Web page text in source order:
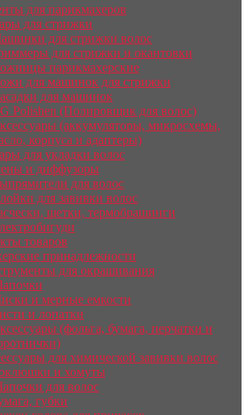
для парикмахеров
для стрижки
для стрижки волос
для стрижки и окантовки
парикмахерские
для машинок для стрижки
для машинок
Polishen (Полировщик для волос)
(аккумуляторы, микросхемы,
корпуса и адаптеры)
для укладки волос
и диффузоры
для волос
для завивки волос
щетки, термобрашинги
товаров
принадлежности
для окрашивания
и мерные емкости
и лопатки
(фольга, бумага, перчатки и
для химической завивки волос
и хомуты
для волос
губки